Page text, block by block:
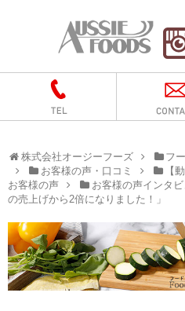
株式会社オージーフーズ
フ
お客様の声・口コミ
【
お客様の声
お客様の声インタ
の売上げから2倍になりました！」